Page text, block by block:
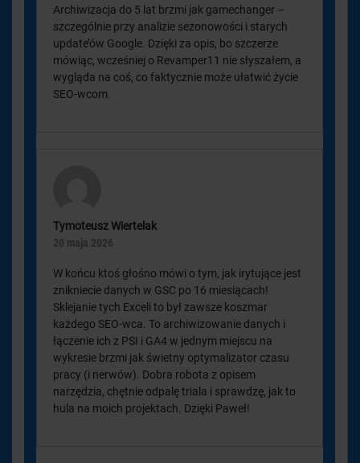
Archiwizacja do 5 lat brzmi jak gamechanger –
szczególnie przy analizie sezonowości i starych
update’ów Google. Dzięki za opis, bo szczerze
mówiąc, wcześniej o Revamper11 nie słyszałem, a
wygląda na coś, co faktycznie może ułatwić życie
SEO-wcom.
Tymoteusz Wiertelak
20 maja 2026
W końcu ktoś głośno mówi o tym, jak irytujące jest
znikniecie danych w GSC po 16 miesiącach!
Sklejanie tych Exceli to był zawsze koszmar
każdego SEO-wca. To archiwizowanie danych i
łączenie ich z PSI i GA4 w jednym miejscu na
wykresie brzmi jak świetny optymalizator czasu
pracy (i nerwów). Dobra robota z opisem
narzędzia, chętnie odpalę triala i sprawdzę, jak to
hula na moich projektach. Dzięki Paweł!